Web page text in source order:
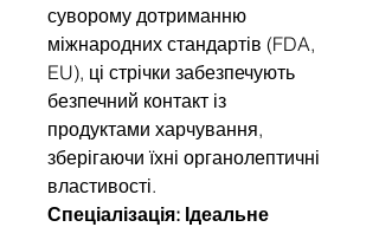
суворому дотриманню
міжнародних стандартів (FDA,
EU), ці стрічки забезпечують
безпечний контакт із
продуктами харчування,
зберігаючи їхні органолептичні
властивості.
Спеціалізація: Ідеальне